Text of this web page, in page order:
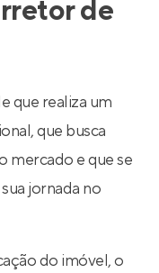
de
que realiza um
que busca
mercado e que se
jornada no
do imóvel, o